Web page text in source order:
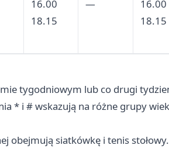
16.00
18.15
—
16.00
18.15
tygodniowym lub co drugi
* i # wskazują na różne grupy
obejmują siatkówkę i tenis stołowy.